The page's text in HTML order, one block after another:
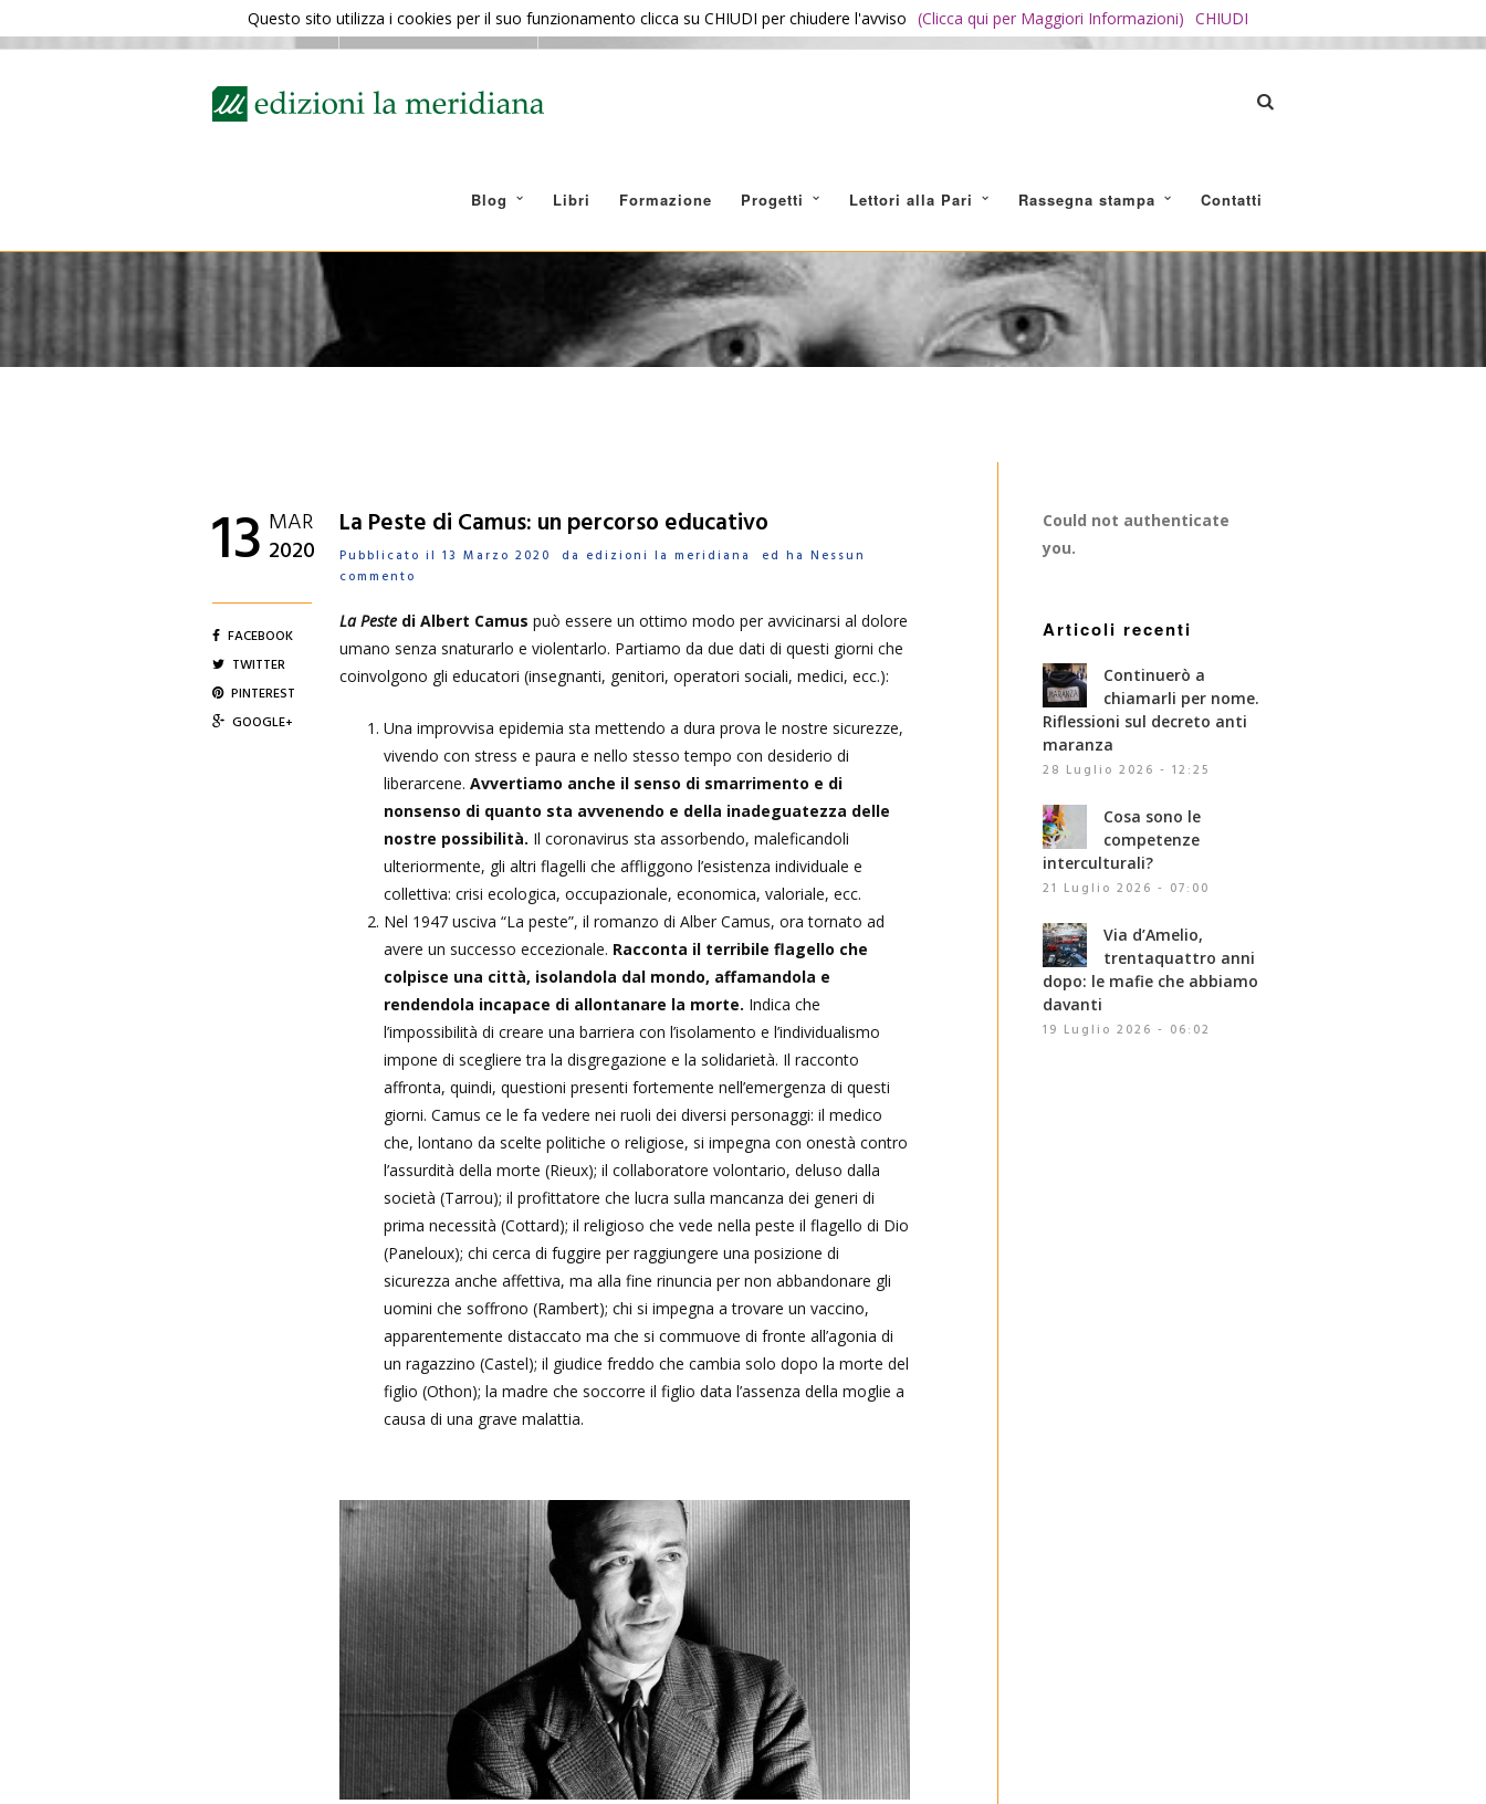
329 8391330 media@lameridiana.it
Blog Libri Formazione Progetti Lettori alla Pari Rassegna stampa Contatti
13 MAR
2020
FACEBOOK
TWITTER
PINTEREST
GOOGLE+
La Peste di Camus: un percorso educativo
Pubblicato il 13 Marzo 2020 da edizioni la meridiana ed ha Nessun
commento
La Peste di Albert Camus può essere un ottimo modo per avvicinarsi al dolore
umano senza snaturarlo e violentarlo. Partiamo da due dati di questi giorni che
coinvolgono gli educatori (insegnanti, genitori, operatori sociali, medici, ecc.):
Una improvvisa epidemia sta mettendo a dura prova le nostre sicurezze,
vivendo con stress e paura e nello stesso tempo con desiderio di
liberarcene. Avvertiamo anche il senso di smarrimento e di
nonsenso di quanto sta avvenendo e della inadeguatezza delle
nostre possibilità. Il coronavirus sta assorbendo, maleficandoli
ulteriormente, gli altri flagelli che affliggono l’esistenza individuale e
collettiva: crisi ecologica, occupazionale, economica, valoriale, ecc.
Nel 1947 usciva “La peste”, il romanzo di Alber Camus, ora tornato ad
avere un successo eccezionale. Racconta il terribile flagello che
colpisce una città, isolandola dal mondo, affamandola e
rendendola incapace di allontanare la morte. Indica che
l’impossibilità di creare una barriera con l’isolamento e l’individualismo
impone di scegliere tra la disgregazione e la solidarietà. Il racconto
affronta, quindi, questioni presenti fortemente nell’emergenza di questi
giorni. Camus ce le fa vedere nei ruoli dei diversi personaggi: il medico
che, lontano da scelte politiche o religiose, si impegna con onestà contro
l’assurdità della morte (Rieux); il collaboratore volontario, deluso dalla
società (Tarrou); il profittatore che lucra sulla mancanza dei generi di
prima necessità (Cottard); il religioso che vede nella peste il flagello di Dio
(Paneloux); chi cerca di fuggire per raggiungere una posizione di
sicurezza anche affettiva, ma alla fine rinuncia per non abbandonare gli
uomini che soffrono (Rambert); chi si impegna a trovare un vaccino,
apparentemente distaccato ma che si commuove di fronte all’agonia di
un ragazzino (Castel); il giudice freddo che cambia solo dopo la morte del
figlio (Othon); la madre che soccorre il figlio data l’assenza della moglie a
causa di una grave malattia.
Could not authenticate
you.
Articoli recenti
Continuerò a
chiamarli per nome.
Riflessioni sul decreto anti
maranza
28 Luglio 2026 - 12:25
Cosa sono le
competenze
interculturali?
21 Luglio 2026 - 07:00
Via d’Amelio,
trentaquattro anni
dopo: le mafie che abbiamo
davanti
19 Luglio 2026 - 06:02
Questo sito utilizza i cookies per il suo funzionamento clicca su CHIUDI per chiudere l'avviso (Clicca qui per Maggiori Informazioni) CHIUDI